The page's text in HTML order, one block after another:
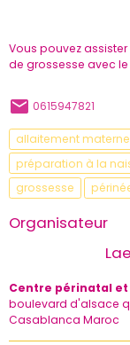
Vous pouvez
de grossesse avec
0615947821
allaitement
préparation à la
grossesse
Organisateur
Centre périnatal
boulevard d'alsace
Casablanca Maroc